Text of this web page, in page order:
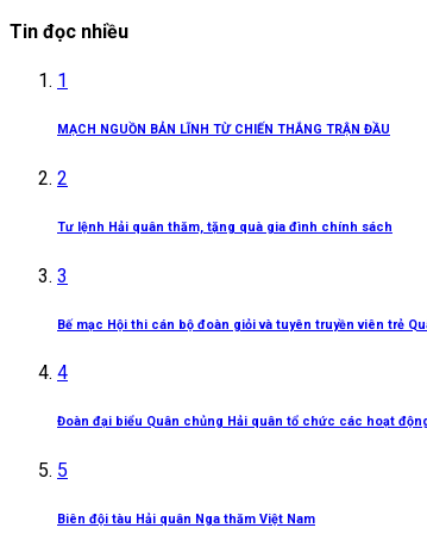
Tin đọc nhiều
1
MẠCH NGUỒN BẢN LĨNH TỪ CHIẾN THẮNG TRẬN ĐẦU
2
Tư lệnh Hải quân thăm, tặng quà gia đình chính sách
3
Bế mạc Hội thi cán bộ đoàn giỏi và tuyên truyền viên trẻ
4
Đoàn đại biểu Quân chủng Hải quân tổ chức các hoạt
5
Biên đội tàu Hải quân Nga thăm Việt Nam